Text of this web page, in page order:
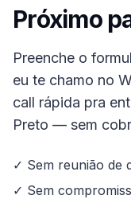
Próximo
Preenche o
eu te chamo no
call rápida pra
Preto — sem
✓ Sem reunião de
✓ Sem